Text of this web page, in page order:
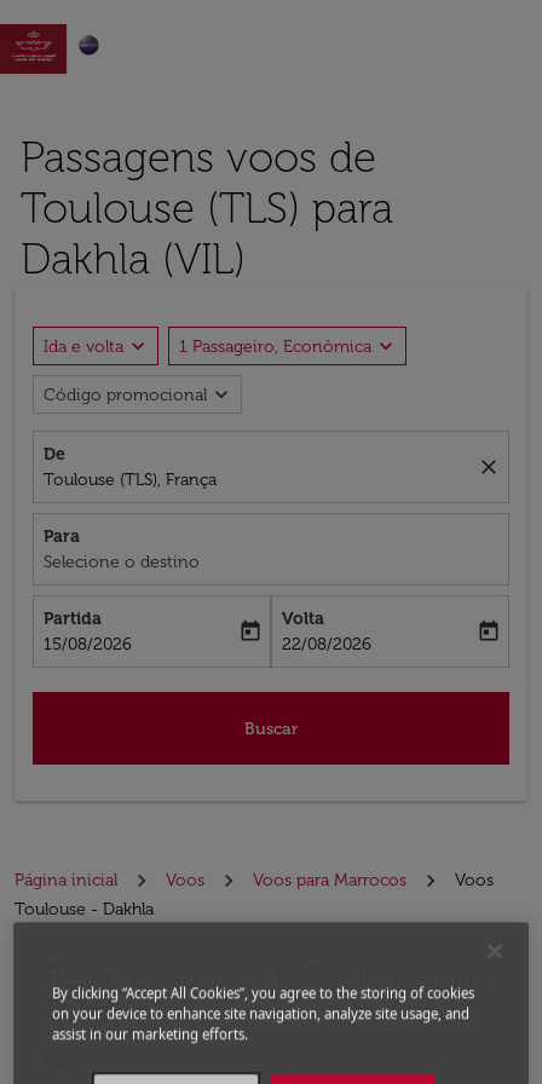

Passagens voos de
Toulouse (TLS) para
Dakhla (VIL)
Ida e volta expand_more 1 Passageiro, Econômica expand_more
Código promocional expand_more
De
Toulouse (TLS), França
close
Para
Selecione o destino
Partida
fc-booking-departure-date-aria-label
15/08/2026
today
Volta
fc-booking-return-date-aria-label
22/08/2026
today
Buscar
Página inicial Voos Voos para Marrocos
Voos
Toulouse - Dakhla
Reserve seu voo de Toulouse para
Dakhla
By clicking “Accept All Cookies”, you agree to the storing of cookies
on your device to enhance site navigation, analyze site usage, and
assist in our marketing efforts.